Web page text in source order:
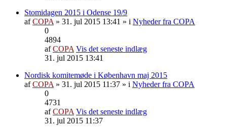
Stomidagen 2015 i Odense 19/9
afCOPA » 31. jul 2015 13:41 » i Nyheder fra COPA
0
4894
afCOPA Vis det seneste indlæg
31. jul 2015 13:41
Nordisk komitemøde i København maj 2015
afCOPA » 31. jul 2015 11:37 » i Nyheder fra COPA
0
4731
afCOPA Vis det seneste indlæg
31. jul 2015 11:37